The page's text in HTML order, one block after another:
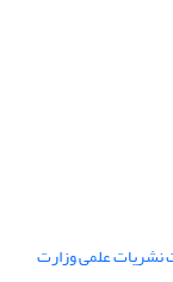
علمی وزارت